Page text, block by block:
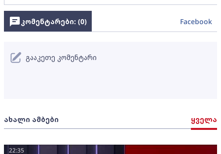
ახალი ამბები ყველა
22:35
კომენტარები: (0) Facebook
გააკეთე კომენტარი